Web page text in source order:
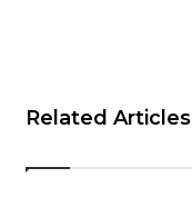
Related Articles